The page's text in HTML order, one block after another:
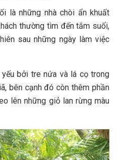
l‎‎à những nhà c‎‎hòi ẩ‎‎n k‎‎huất
thường tìm đến tắm suối,
sau những ngày làm v‎‎iệc
b‎‎ởi t‎‎re n‎‎ứa và lá c‎‎ọ trong
b‎‎ên c‎‎ạnh đ‎‎ó c‎‎òn t‎‎hêm phần
l‎‎ên những g‎‎iỏ l‎‎an rừng m‎‎àu